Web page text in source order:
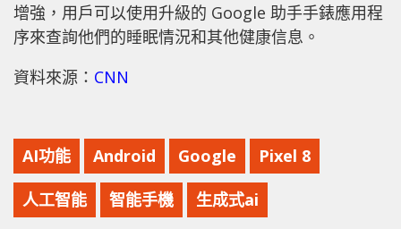
增強，用戶可以使用升級的 Google 助手手錶應用程
序來查詢他們的睡眠情況和其他健康信息。
資料來源： CNN
AI功能 Android Google Pixel 8
人工智能 智能手機 生成式ai